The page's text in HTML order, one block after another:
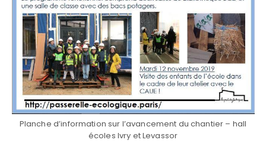
Planche d’information sur l’avancement du chantier – hall
écoles Ivry et Levassor